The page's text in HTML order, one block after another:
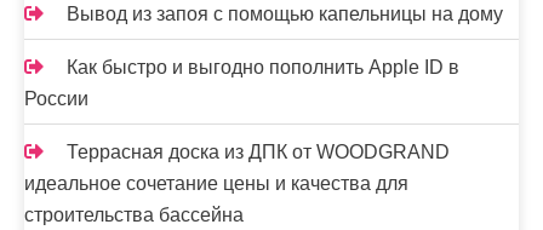
Вывод из запоя с помощью капельницы на дому
Как быстро и выгодно пополнить Apple ID в
России
Террасная доска из ДПК от WOODGRAND
идеальное сочетание цены и качества для
строительства бассейна